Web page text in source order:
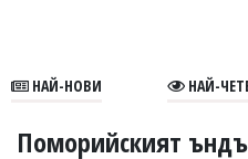
В
НАЙ-НОВИ НАЙ-
Поморийският